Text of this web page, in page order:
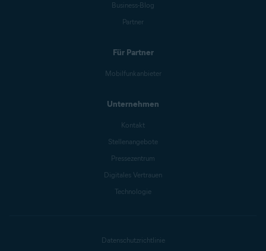
Business-Blog
Partner
Für Partner
Mobilfunkanbieter
Unternehmen
Kontakt
Stellenangebote
Pressezentrum
Digitales Vertrauen
Technologie
Datenschutzrichtlinie